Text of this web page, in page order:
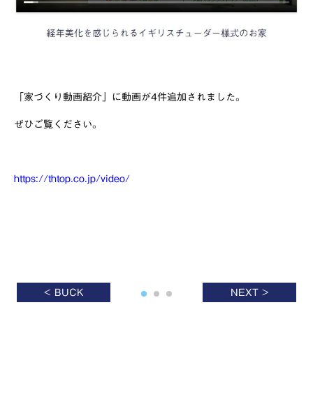
「家づくり動画紹介」に動画が4件追加されました。
ぜひご覧ください。
https://thtop.co.jp/video/
< BUCK NEXT >